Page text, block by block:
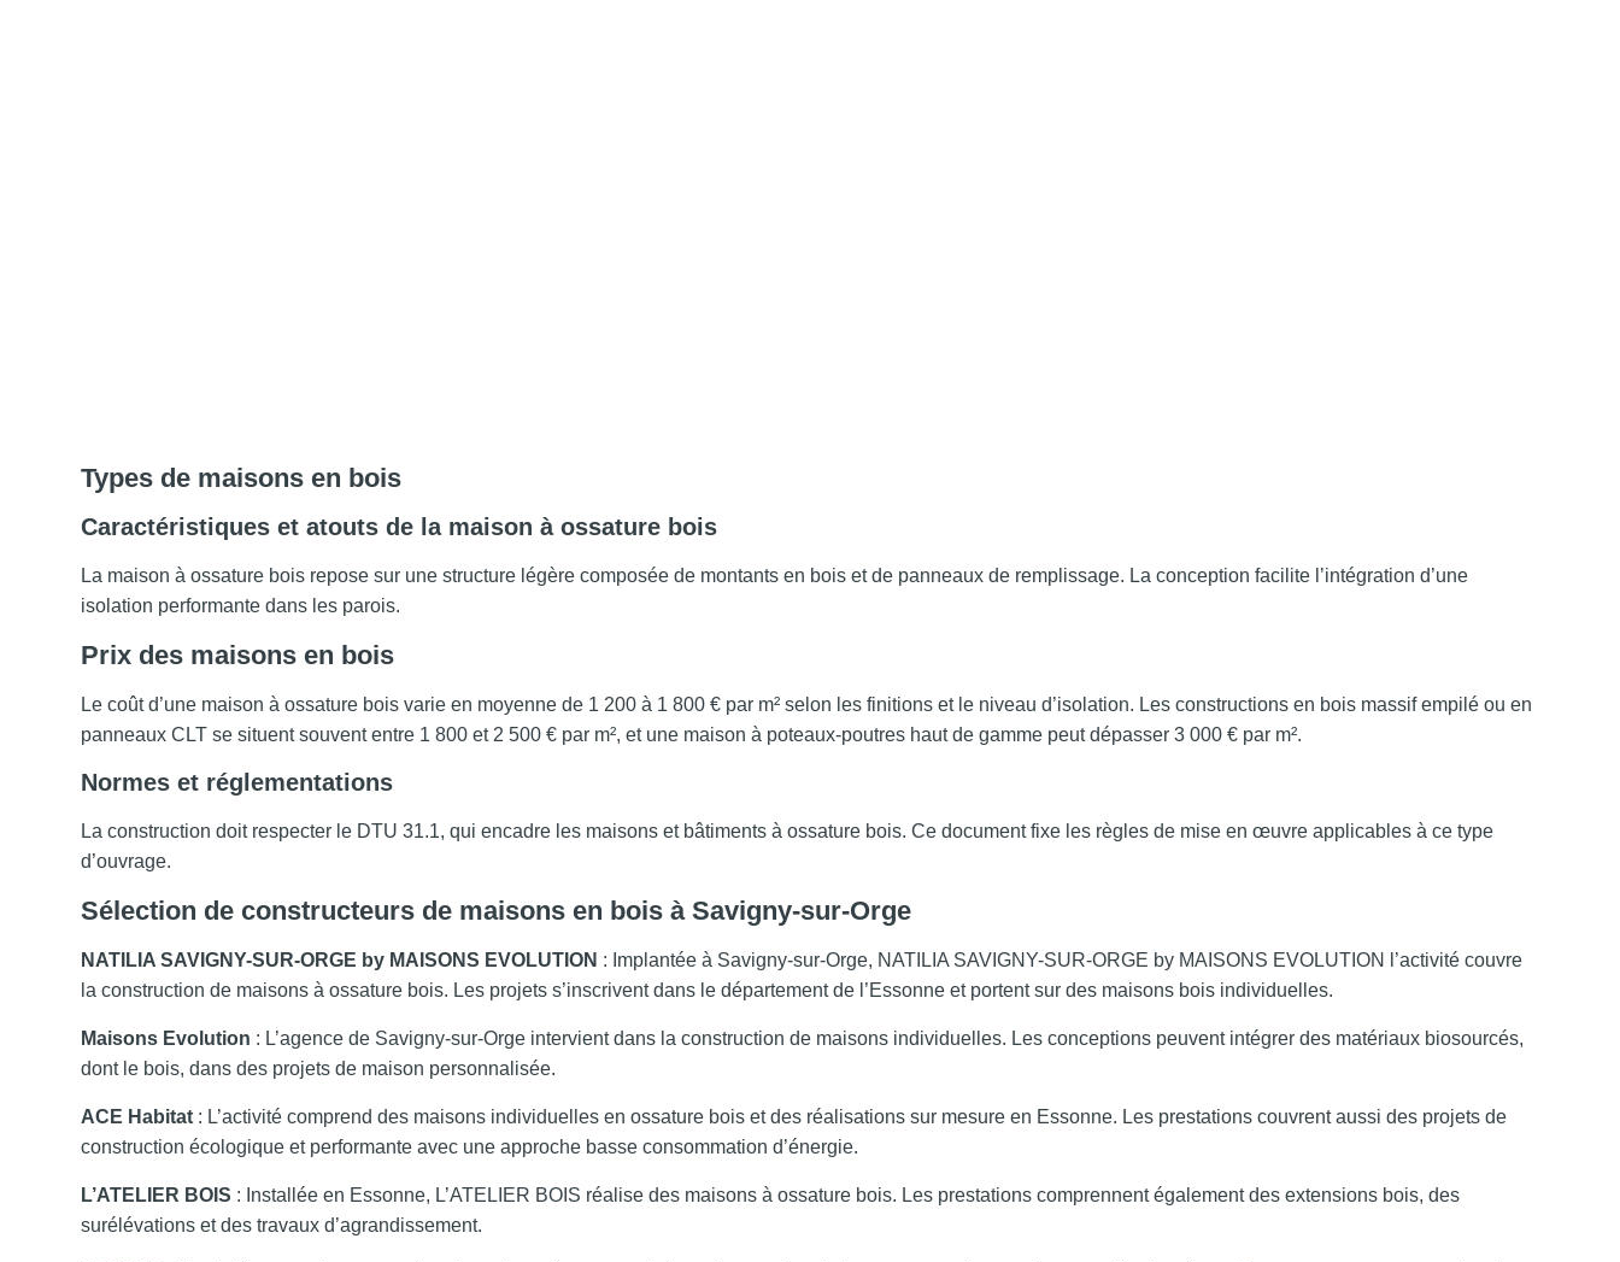
Types de maisons en bois
Caractéristiques et atouts de la maison à ossature bois
La maison à ossature bois repose sur une structure légère composée de montants en bois et de panneaux de remplissage. La conception facilite l’intégration d’une
isolation performante dans les parois.
Prix des maisons en bois
Le coût d’une maison à ossature bois varie en moyenne de 1 200 à 1 800 € par m² selon les finitions et le niveau d’isolation. Les constructions en bois massif empilé ou en
panneaux CLT se situent souvent entre 1 800 et 2 500 € par m², et une maison à poteaux-poutres haut de gamme peut dépasser 3 000 € par m².
Normes et réglementations
La construction doit respecter le DTU 31.1, qui encadre les maisons et bâtiments à ossature bois. Ce document fixe les règles de mise en œuvre applicables à ce type
d’ouvrage.
Sélection de constructeurs de maisons en bois à Savigny-sur-Orge
NATILIA SAVIGNY-SUR-ORGE by MAISONS EVOLUTION : Implantée à Savigny-sur-Orge, NATILIA SAVIGNY-SUR-ORGE by MAISONS EVOLUTION l’activité couvre
la construction de maisons à ossature bois. Les projets s’inscrivent dans le département de l’Essonne et portent sur des maisons bois individuelles.
Maisons Evolution : L’agence de Savigny-sur-Orge intervient dans la construction de maisons individuelles. Les conceptions peuvent intégrer des matériaux biosourcés,
dont le bois, dans des projets de maison personnalisée.
ACE Habitat : L’activité comprend des maisons individuelles en ossature bois et des réalisations sur mesure en Essonne. Les prestations couvrent aussi des projets de
construction écologique et performante avec une approche basse consommation d’énergie.
L’ATELIER BOIS : Installée en Essonne, L’ATELIER BOIS réalise des maisons à ossature bois. Les prestations comprennent également des extensions bois, des
surélévations et des travaux d’agrandissement.